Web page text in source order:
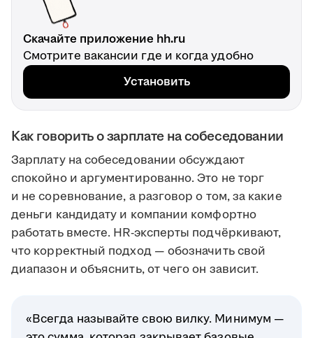
Скачайте приложение hh.ru
Смотрите вакансии где и когда удобно
Установить
Как говорить о зарплате на собеседовании
Зарплату на собеседовании обсуждают
спокойно и аргументированно. Это не торг
и не соревнование, а разговор о том, за какие
деньги кандидату и компании комфортно
работать вместе. HR-эксперты подчёркивают,
что корректный подход — обозначить свой
диапазон и объяснить, от чего он зависит.
«Всегда называйте свою вилку. Минимум —